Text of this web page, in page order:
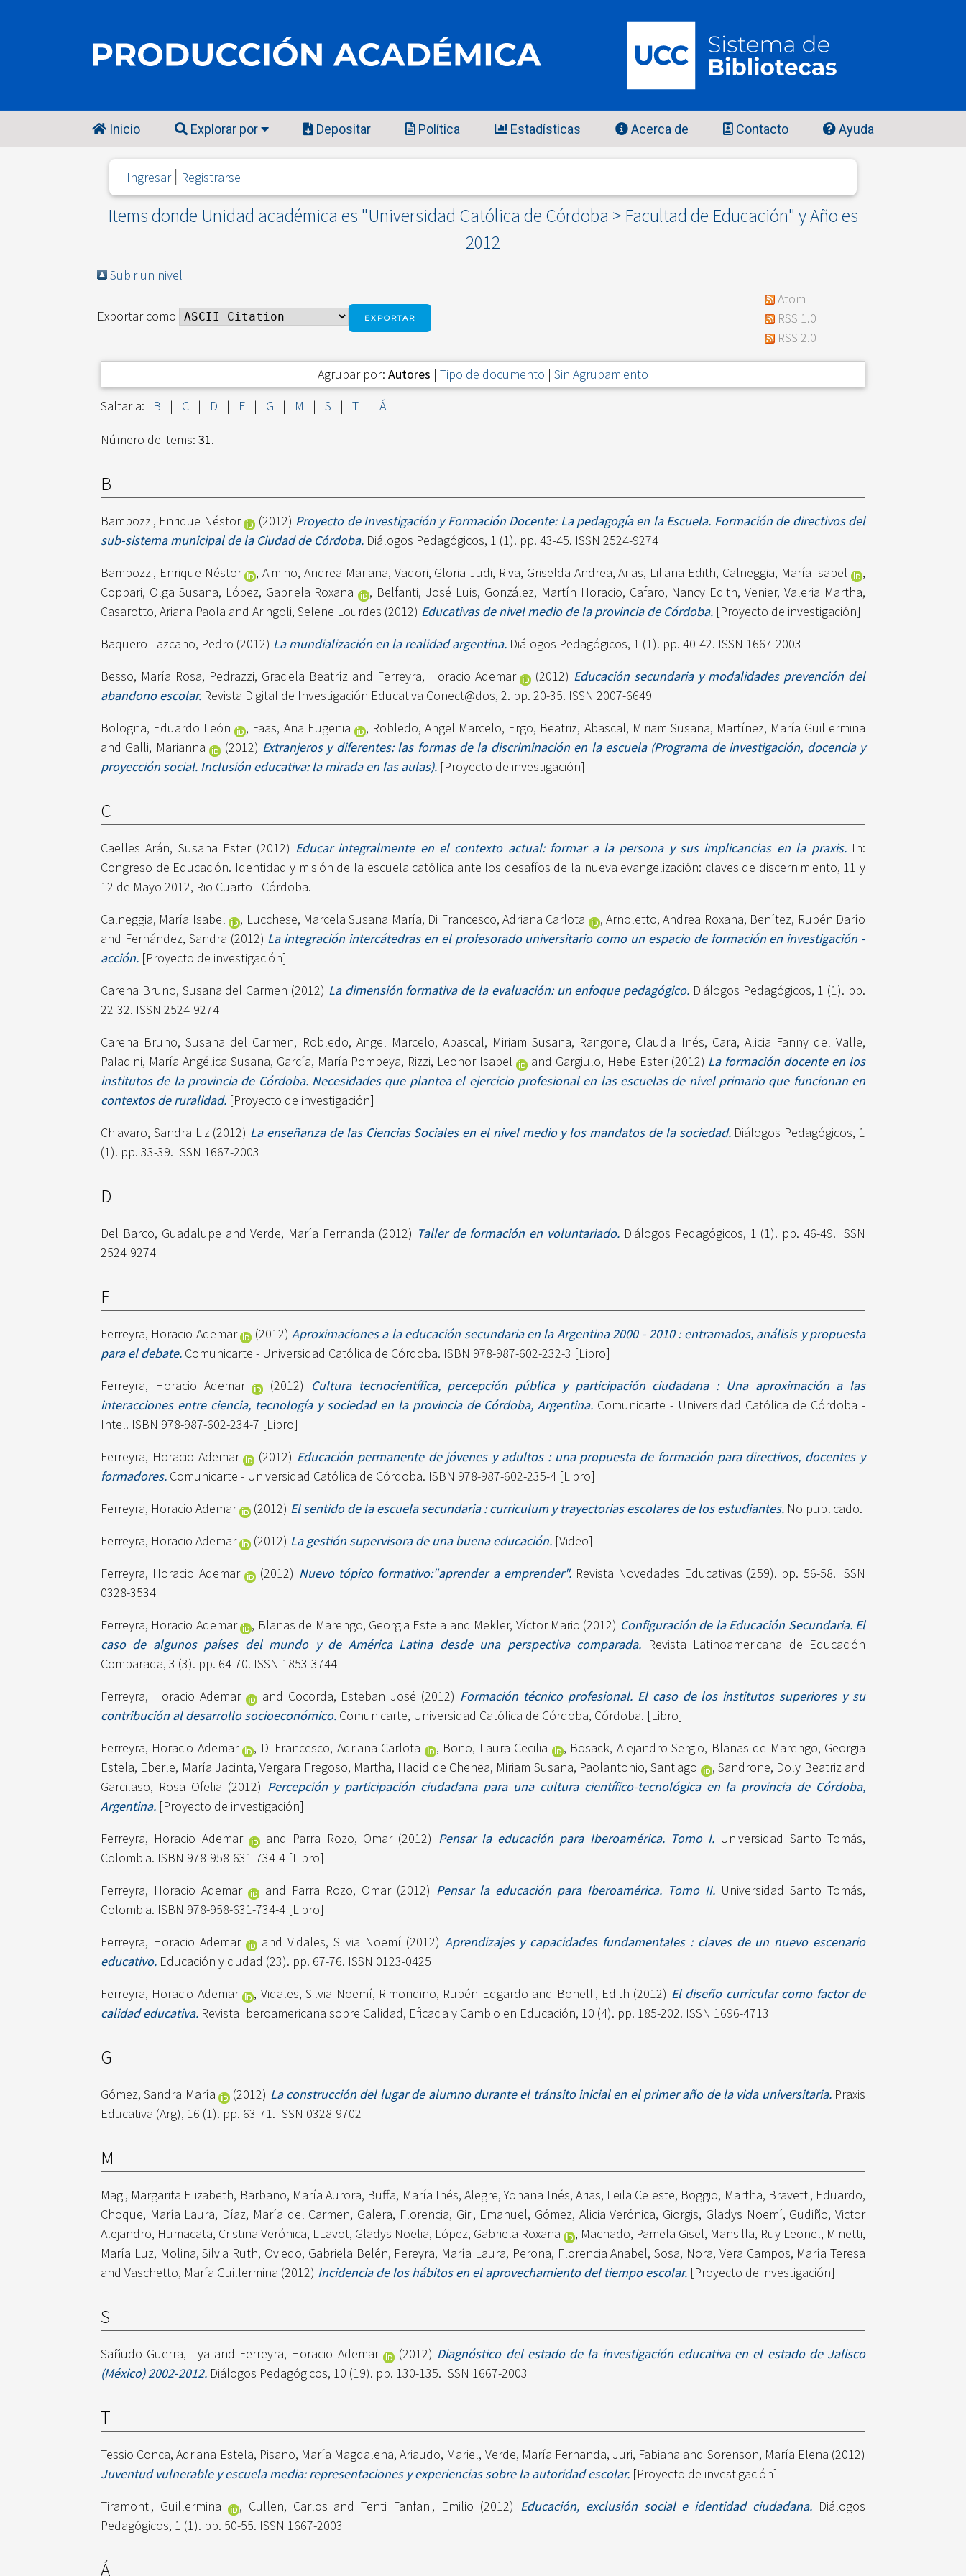
Inicio Explorar por Depositar Política Estadísticas Acerca de Contacto Ayuda
Ingresar Registrarse
Items donde Unidad académica es "Universidad Católica de Córdoba > Facultad de Educación" y Año es
2012
Subir un nivel
Exportar como
Atom
RSS 1.0
RSS 2.0
Agrupar por: Autores | Tipo de documento | Sin Agrupamiento
Saltar a:
B | C | D | F | G | M | S | T | Á
Número de items: 31.
B
Bambozzi, Enrique Néstor (2012) Proyecto de Investigación y Formación Docente: La pedagogía en la Escuela. Formación de directivos del
sub-sistema municipal de la Ciudad de Córdoba. Diálogos Pedagógicos, 1 (1). pp. 43-45. ISSN 2524-9274
Bambozzi, Enrique Néstor
,Aimino, Andrea Mariana, Vadori, Gloria Judi, Riva, Griselda Andrea,Arias, Liliana Edith, Calneggia, María Isabel
,
Coppari, Olga Susana, López, Gabriela Roxana , Belfanti, José Luis, González, Martín Horacio, Cafaro, Nancy Edith,Venier, Valeria Martha,
Casarotto, Ariana Paola and Aringoli, Selene Lourdes (2012) Educativas de nivel medio de la provincia de Córdoba. [Proyecto de investigación]
Baquero Lazcano, Pedro (2012) La mundialización en la realidad argentina. Diálogos Pedagógicos, 1 (1). pp. 40-42. ISSN 1667-2003
Besso, María Rosa, Pedrazzi, Graciela Beatrízand Ferreyra, Horacio Ademar (2012) Educación secundaria y modalidades prevención del
abandono escolar. Revista Digital de Investigación Educativa Conect@dos, 2. pp. 20-35. ISSN 2007-6649
Bologna, Eduardo León
, Faas, Ana Eugenia , Robledo, Angel Marcelo, Ergo, Beatriz, Abascal, Miriam Susana, Martínez, María Guillermina
and Galli, Marianna (2012) Extranjeros y diferentes: las formas de la discriminación en la escuela (Programa de investigación, docencia y
proyección social. Inclusión educativa: la mirada en las aulas). [Proyecto de investigación]
C
Caelles Arán, Susana Ester(2012) Educar integralmente en el contexto actual: formar a la persona y sus implicancias en la praxis.In:
Congreso de Educación. Identidad y misión de la escuela católica ante los desafíos de la nueva evangelización: claves de discernimiento, 11 y
12 de Mayo 2012, Rio Cuarto - Córdoba.
Calneggia, María Isabel
, Lucchese, Marcela Susana María, Di Francesco, Adriana Carlota ,Arnoletto, Andrea Roxana, Benítez, Rubén Darío
and Fernández, Sandra (2012) La integración intercátedras en el profesorado universitario como un espacio de formación en investigación -
acción. [Proyecto de investigación]
Carena Bruno, Susana del Carmen (2012) La dimensión formativa de la evaluación: un enfoque pedagógico. Diálogos Pedagógicos, 1 (1). pp.
22-32. ISSN 2524-9274
Carena Bruno, Susana del Carmen, Robledo, Angel Marcelo, Abascal, Miriam Susana, Rangone, Claudia Inés, Cara, Alicia Fanny del Valle,
Paladini, María Angélica Susana, García, María Pompeya, Rizzi, Leonor Isabel and Gargiulo, Hebe Ester(2012) La formación docente en los
institutos de la provincia de Córdoba. Necesidades que plantea el ejercicio profesional en las escuelas de nivel primario que funcionan en
contextos de ruralidad. [Proyecto de investigación]
Chiavaro, Sandra Liz(2012) La enseñanza de las Ciencias Sociales en el nivel medio y los mandatos de la sociedad.Diálogos Pedagógicos, 1
(1). pp. 33-39. ISSN 1667-2003
D
Del Barco, Guadalupe andVerde, María Fernanda (2012) Taller de formación en voluntariado. Diálogos Pedagógicos, 1 (1). pp. 46-49. ISSN
2524-9274
F
Ferreyra, Horacio Ademar (2012)Aproximaciones a la educación secundaria en la Argentina 2000 - 2010 : entramados, análisis y propuesta
para el debate. Comunicarte - Universidad Católica de Córdoba. ISBN 978-987-602-232-3 [Libro]
Ferreyra, Horacio Ademar
(2012) Cultura tecnocientífica, percepción pública y participación ciudadana : Una aproximación a las
interacciones entre ciencia, tecnología y sociedad en la provincia de Córdoba, Argentina. Comunicarte - Universidad Católica de Córdoba -
Intel. ISBN 978-987-602-234-7 [Libro]
Ferreyra, Horacio Ademar
(2012) Educación permanente de jóvenes y adultos : una propuesta de formación para directivos, docentes y
formadores. Comunicarte - Universidad Católica de Córdoba. ISBN 978-987-602-235-4 [Libro]
Ferreyra, Horacio Ademar
(2012) El sentido de la escuela secundaria : curriculum y trayectorias escolares de los estudiantes. No publicado.
Ferreyra, Horacio Ademar
(2012) La gestión supervisora de una buena educación. [Video]
Ferreyra, Horacio Ademar
(2012) Nuevo tópico formativo:"aprender a emprender".Revista Novedades Educativas (259). pp. 56-58. ISSN
0328-3534
Ferreyra, Horacio Ademar
, Blanas de Marengo, Georgia Estela and Mekler, Víctor Mario (2012) Configuración de la Educación Secundaria. El
caso de algunos países del mundo y de América Latina desde una perspectiva comparada. Revista Latinoamericana de Educación
Comparada, 3 (3). pp. 64-70. ISSN 1853-3744
Ferreyra, Horacio Ademar
and Cocorda, Esteban José (2012) Formación técnico profesional. El caso de los institutos superiores y su
contribución al desarrollo socioeconómico. Comunicarte, Universidad Católica de Córdoba, Córdoba. [Libro]
Ferreyra, Horacio Ademar
, Di Francesco, Adriana Carlota , Bono, Laura Cecilia , Bosack, Alejandro Sergio, Blanas de Marengo, Georgia
Estela, Eberle, María Jacinta,Vergara Fregoso, Martha, Hadid de Chehea, Miriam Susana, Paolantonio, Santiago ,Sandrone, Doly Beatrizand
Garcilaso, Rosa Ofelia (2012) Percepción y participación ciudadana para una cultura científico-tecnológica en la provincia de Córdoba,
Argentina. [Proyecto de investigación]
Ferreyra, Horacio Ademar
and Parra Rozo, Omar(2012) Pensar la educación para Iberoamérica. Tomo I. Universidad Santo Tomás,
Colombia. ISBN 978-958-631-734-4 [Libro]
Ferreyra, Horacio Ademar
and Parra Rozo, Omar(2012) Pensar la educación para Iberoamérica. Tomo II. Universidad Santo Tomás,
Colombia. ISBN 978-958-631-734-4 [Libro]
Ferreyra, Horacio Ademar
andVidales, Silvia Noemí(2012) Aprendizajes y capacidades fundamentales : claves de un nuevo escenario
educativo. Educación y ciudad (23). pp. 67-76. ISSN 0123-0425
Ferreyra, Horacio Ademar
, Vidales, Silvia Noemí, Rimondino, Rubén Edgardo and Bonelli, Edith (2012) El diseño curricular como factor de
calidad educativa. Revista Iberoamericana sobre Calidad, Eficacia y Cambio en Educación, 10 (4). pp. 185-202. ISSN 1696-4713
G
Gómez, Sandra María (2012) La construcción del lugar de alumno durante el tránsito inicial en el primer año de la vida universitaria.Praxis
Educativa (Arg), 16 (1). pp. 63-71. ISSN 0328-9702
M
Magi, Margarita Elizabeth, Barbano, María Aurora, Buffa, María Inés,Alegre, Yohana Inés, Arias, Leila Celeste, Boggio, Martha, Bravetti, Eduardo,
Choque, María Laura, Díaz, María del Carmen, Galera, Florencia, Giri, Emanuel, Gómez, Alicia Verónica, Giorgis, Gladys Noemí, Gudiño, Victor
Alejandro, Humacata, Cristina Verónica, LLavot, Gladys Noelia, López, Gabriela Roxana , Machado, Pamela Gisel, Mansilla, Ruy Leonel, Minetti,
María Luz, Molina, Silvia Ruth, Oviedo, Gabriela Belén, Pereyra, María Laura, Perona, Florencia Anabel,Sosa, Nora, Vera Campos, María Teresa
and Vaschetto, María Guillermina (2012) Incidencia de los hábitos en el aprovechamiento del tiempo escolar. [Proyecto de investigación]
S
Sañudo Guerra, Lya and Ferreyra, Horacio Ademar (2012) Diagnóstico del estado de la investigación educativa en el estado de Jalisco
(México) 2002-2012. Diálogos Pedagógicos, 10 (19). pp. 130-135. ISSN 1667-2003
T
Tessio Conca, Adriana Estela, Pisano, María Magdalena,Ariaudo, Mariel, Verde, María Fernanda, Juri, Fabiana and Sorenson, María Elena (2012)
Juventud vulnerable y escuela media: representaciones y experiencias sobre la autoridad escolar. [Proyecto de investigación]
Tiramonti, Guillermina
, Cullen, Carlos andTenti Fanfani, Emilio (2012) Educación, exclusión social e identidad ciudadana. Diálogos
Pedagógicos, 1 (1). pp. 50-55. ISSN 1667-2003
Á